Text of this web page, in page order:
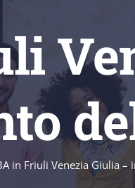
in Friuli Venezia Giulia –